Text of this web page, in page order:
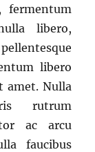
fermentum
libero,
libero
amet. Nulla
rutrum
ac arcu
faucibus